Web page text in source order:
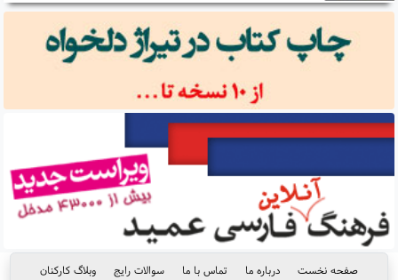
صفحه نخست درباره ما تماس با ما سوالات رایج وبلاگ کارکنان